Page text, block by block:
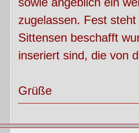
zugelassen. Fest
Sittensen beschafft
inseriert sind, die von
Grüße